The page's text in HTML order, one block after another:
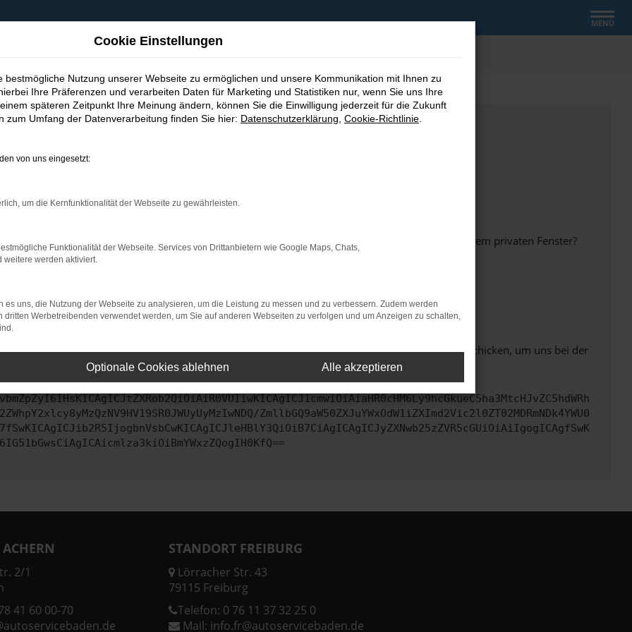
MENÜ
bestimmter Seiten verhindern. Funktioniert die Seite in einem anderen Browser oder in einem privaten Fenster?
beheben.
auf dem neuesten Stand sind.
kann auch dazu führen, dass bestimmte Funktionen nicht mehr unterstützt werden.
uns bitte. Wir werden versuchen, das Problem zu beheben. Du kannst uns diesen Text schicken, um uns bei der
ZmllbGQ9aW50ZXJuYWxOdW1iZXImd2Vic2l0ZT02MDRmNDk4YWU0
2/1
41 60 00-70
STANDORT FREIBURG
Lörracher Str. 43
79115 Freiburg
Telefon: 0 76 11 37 32 25 0
Mail: info.fr@autoservicebaden.de
Cookie Einstellungen
bestmögliche Nutzung unserer Webseite zu ermöglichen und unsere Kommunikation mit Ihnen zu
Ihre Präferenzen und verarbeiten Daten für Marketing und Statistiken nur, wenn Sie uns Ihre
späteren Zeitpunkt Ihre Meinung ändern, können Sie die Einwilligung jederzeit für die Zukunft
zum Umfang der Datenverarbeitung finden Sie hier: Datenschutzerklärung Cookie-Richtlinie
von uns eingesetzt:
um die Kernfunktionalität der Webseite zu gewährleisten.
Funktionalität der Webseite. Services von Drittanbietern wie Google Maps, Chats,
weitere werden aktiviert.
es uns, die Nutzung der Webseite zu analysieren, um die Leistung zu messen und zu verbessern. Zudem werden
dritten Werbetreibenden verwendet werden, um Sie auf anderen Webseiten zu verfolgen und um Anzeigen zu schalten,
Optionale Cookies ablehnen Alle akzeptieren